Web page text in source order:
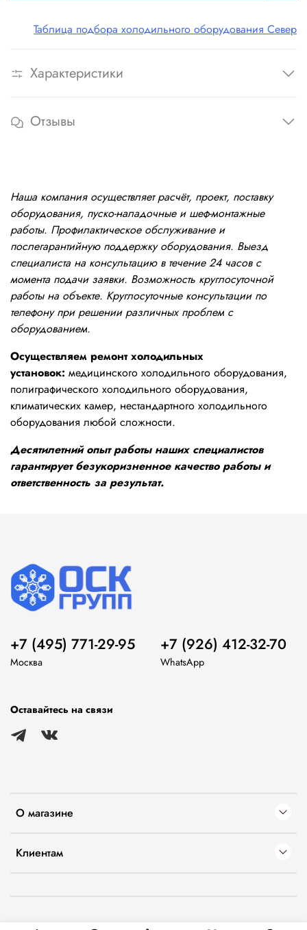
Таблица подбора холодильного оборудования Север
Характеристики
Отзывы
Наша компания осуществляет расчёт, проект, поставку
оборудования, пуско-наладочные и шеф-монтажные
работы. Профилактическое обслуживание и
послегарантийную поддержку оборудования. Выезд
специалиста на консультацию в течение 24 часов с
момента подачи заявки. Возможность круглосуточной
работы на объекте. Круглосуточные консультации по
телефону при решении различных проблем с
оборудованием.
Осуществляем ремонт холодильных
установок: медицинского холодильного оборудования,
полиграфического холодильного оборудования,
климатических камер, нестандартного холодильного
оборудования любой сложности.
Десятилетний опыт работы наших специалистов
гарантирует безукоризненное качество работы и
ответственность за результат.
О магазине
Клиентам
+7 (495) 771-29-95
Москва
+7 (926) 412-32-70
WhatsApp
Оставайтесь на связи